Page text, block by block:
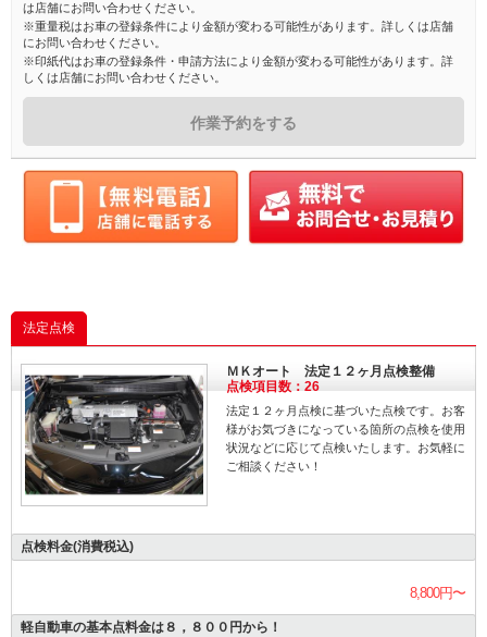
は店舗にお問い合わせください。
※重量税はお車の登録条件により金額が変わる可能性があります。詳しくは店舗
にお問い合わせください。
※印紙代はお車の登録条件・申請方法により金額が変わる可能性があります。詳
しくは店舗にお問い合わせください。
作業予約をする
法定点検
ＭＫオート 法定１２ヶ月点検整備
点検項目数：26
法定１２ヶ月点検に基づいた点検です。お客
様がお気づきになっている箇所の点検を使用
状況などに応じて点検いたします。お気軽に
ご相談ください！
点検料金(消費税込)
8,800円〜
軽自動車の基本点料金は８，８００円から！